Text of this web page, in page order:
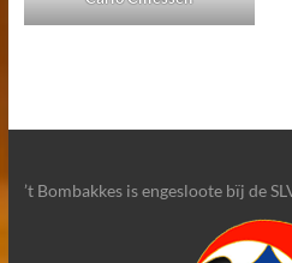
’t Bombakkes is engesloote bïj de